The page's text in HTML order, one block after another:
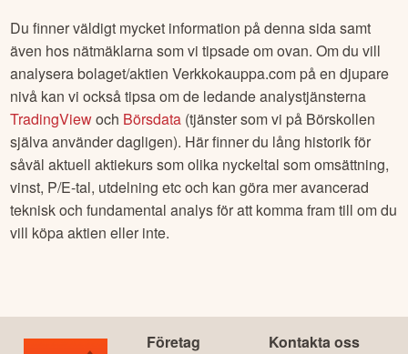
Du finner väldigt mycket information på denna sida samt
även hos nätmäklarna som vi tipsade om ovan. Om du vill
analysera bolaget/aktienVerkkokauppa.com på en djupare
nivå kan vi också tipsa om de ledande analystjänsterna
TradingViewoch Börsdata (tjänster som vi på Börskollen
själva använder dagligen). Här finner du lång historik för
såväl aktuell aktiekurs som olika nyckeltal som omsättning,
vinst, P/E-tal, utdelning etc och kan göra mer avancerad
teknisk och fundamental analys för att komma fram till om du
vill köpa aktien eller inte.
Företag Kontakta oss